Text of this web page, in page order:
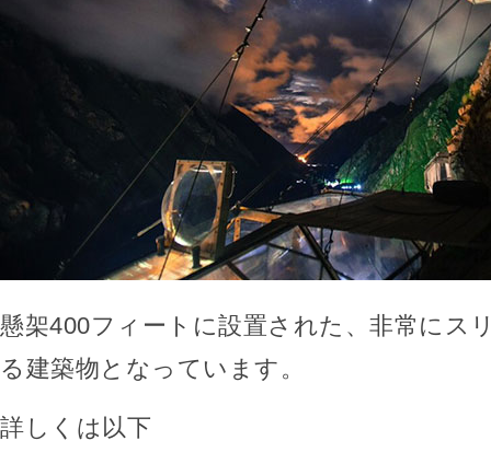
懸架400フィートに設置された、非常にス
る建築物となっています。
詳しくは以下